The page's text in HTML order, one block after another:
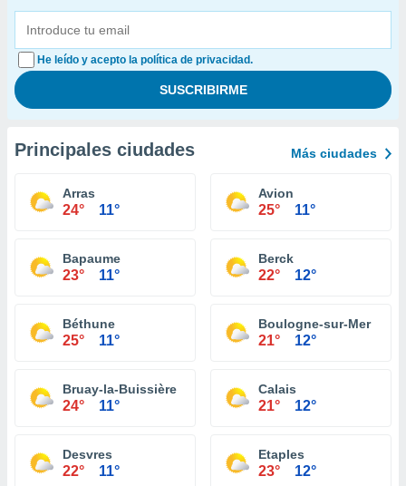
He leído y acepto la política de privacidad.
Principales ciudades Más ciudades
Arras
24° 11°
Avion
25° 11°
Bapaume
23° 11°
Berck
22° 12°
Béthune
25° 11°
Boulogne-sur-Mer
21° 12°
Bruay-la-Buissière
24° 11°
Calais
21° 12°
Desvres
22° 11°
Etaples
23° 12°